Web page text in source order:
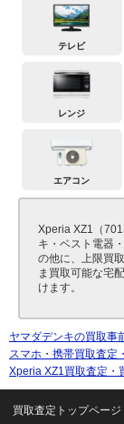
テレビ
レンジ
エアコン
Xperia XZ1（
キ・ベスト電器
の他に、上限買
ま買取可能な宅
けます。
ヤマダデンキの買取事
スマホ・携帯買取査定
Xperia XZ1買取査定・
買取査定トップページ